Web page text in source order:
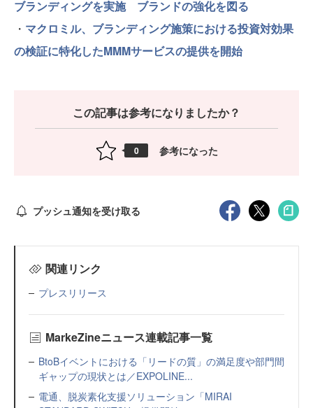
ブランディングを実施 ブランドの強化を図る
・ マクロミル、ブランディング施策における投資対効果
の検証に特化したMMMサービスの提供を開始
この記事は参考になりましたか？
0 参考になった
プッシュ通知を受け取る
関連リンク
プレスリリース
MarkeZineニュース連載記事一覧
BtoBイベントにおける「リードの質」の満足度や部門間
ギャップの現状とは／EXPOLINE...
電通、脱炭素化支援ソリューション「MIRAI